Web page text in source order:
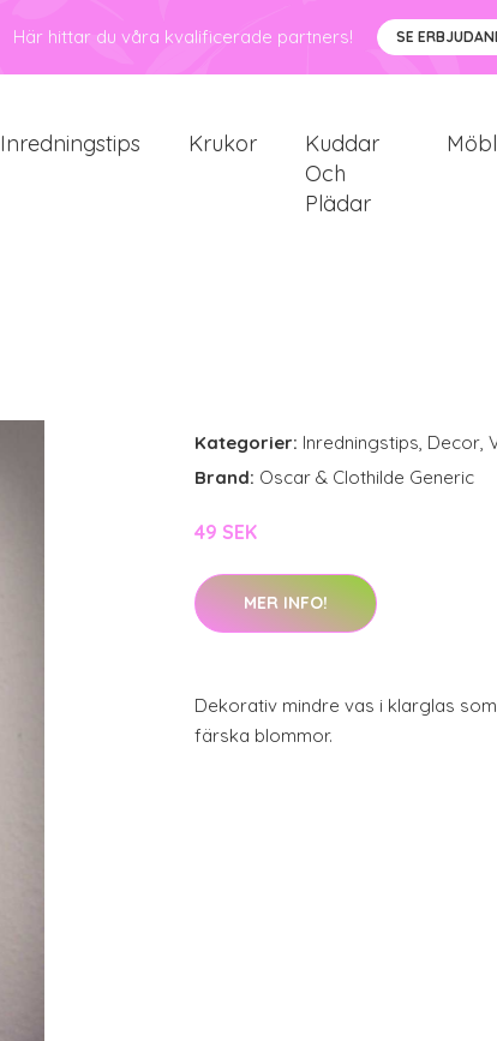
Här hittar du våra kvalificerade partners! SE
Inredningstips Krukor
Kuddar
Och
Plädar
Kategorier: Inredningstips, Decor,
Brand: Oscar & Clothilde Generic
49 SEK
MER INFO!
Dekorativ mindre vas i klarglas
färska blommor.